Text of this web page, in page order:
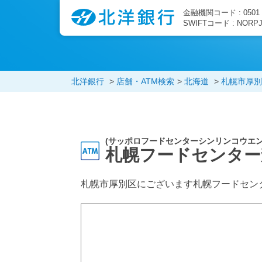
金融機関コード : 0501
SWIFTコード :
北洋銀行 店舗・ATM検索 北海道 札幌市厚
(サッポロフードセンターシンリンコウエ
札幌フードセンタ
札幌市厚別区にございます札幌フードセン